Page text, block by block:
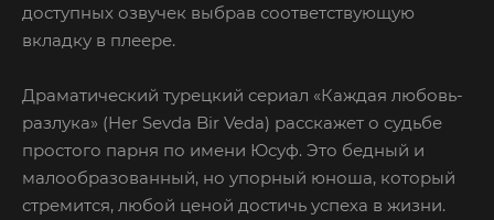
доступных озвучек выбрав соответствующую
вкладку в плеере.
Драматический турецкий сериал «Каждая любовь-
разлука» (Her Sevda Bir Veda) расскажет о судьбе
простого парня по имени Юсуф. Это бедный и
малообразованный, но упорный юноша, который
стремится, любой ценой достичь успеха в жизни.